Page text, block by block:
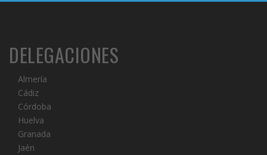
DELEGACIONES
Almería
Cádiz
Córdoba
Huelva
Granada
Jaén